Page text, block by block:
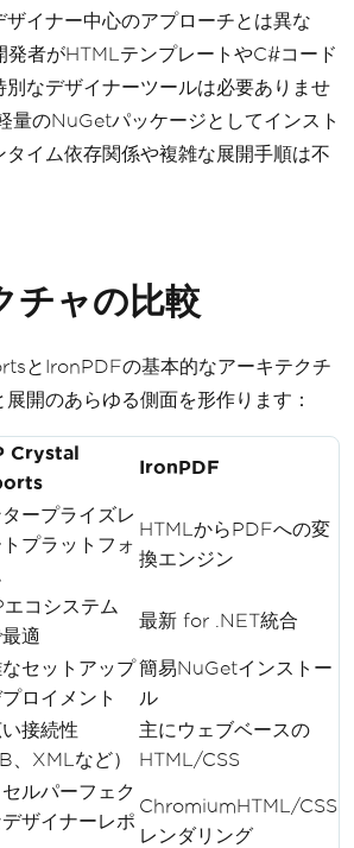
ザイナー中心のアプローチとは異な
発者がHTMLテンプレートやC#コード
別なデザイナーツールは必要ありませ
量のNuGetパッケージとしてインスト
タイム依存関係や複雑な展開手順は不
チャの比較
とIronPDFの基本的なアーキテクチ
開のあらゆる側面を形作ります：
Crystal
IronPDF
ープライズレ
プラットフォ
HTMLからPDFへの変
換エンジン
コシステム
適
最新 for .NET統合
セットアップ
ロイメント
簡易NuGetインストー
ル
接続性
、XMLなど）
主にウェブベースの
HTML/CSS
セルパーフェク
デザイナーレポ
ChromiumHTML/CSS
レンダリング